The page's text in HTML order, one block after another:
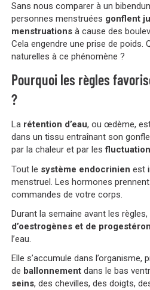
Sans nous comparer à un
personnes menstruées gonflent
menstruationsà cause des
Cela engendre une prise de poids.
naturelles à ce phénomène ?
Pourquoi les règles
?
La rétention d’eau, ou œdème,
dans un tissu entraînant son
par la chaleur et par les
Tout le système endocrinien est
menstruel. Les hormones
commandes de votre corps.
Durant la semaine avant les règles,
d’oestrogènes et de
l’eau.
Elle s’accumule dans
de ballonnementdans le bas
seins, des chevilles, des doigts,